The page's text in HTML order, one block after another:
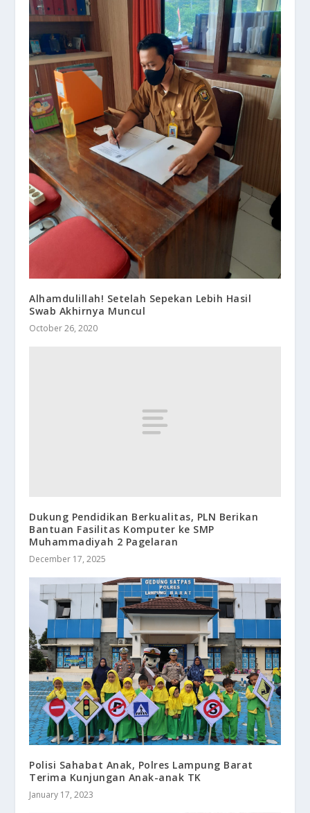
Alhamdulillah! Setelah Sepekan Lebih Hasil
Swab Akhirnya Muncul
October 26, 2020
Dukung Pendidikan Berkualitas, PLN Berikan
Bantuan Fasilitas Komputer ke SMP
Muhammadiyah 2 Pagelaran
December 17, 2025
Polisi Sahabat Anak, Polres Lampung Barat
Terima Kunjungan Anak-anak TK
January 17, 2023